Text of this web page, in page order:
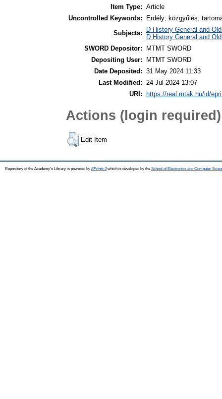
Item Type: Article
Uncontrolled Keywords:
Erdély; közgyűlés;
Subjects:
D History General and
D History General and
SWORD Depositor:
MTMT SWORD
Depositing User:
MTMT SWORD
Date Deposited: 31 May 2024 11:33
Last Modified:
24 Jul 2024 13:07
URI: https://real.mtak.hu/id/
Actions (login required)
Edit Item
Repository of the Academy's Library is powered by EPrints 3which is developed by the School of Electronics and Computer